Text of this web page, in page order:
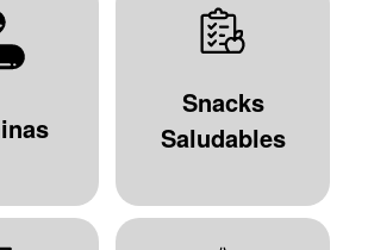
Snacks
Saludables